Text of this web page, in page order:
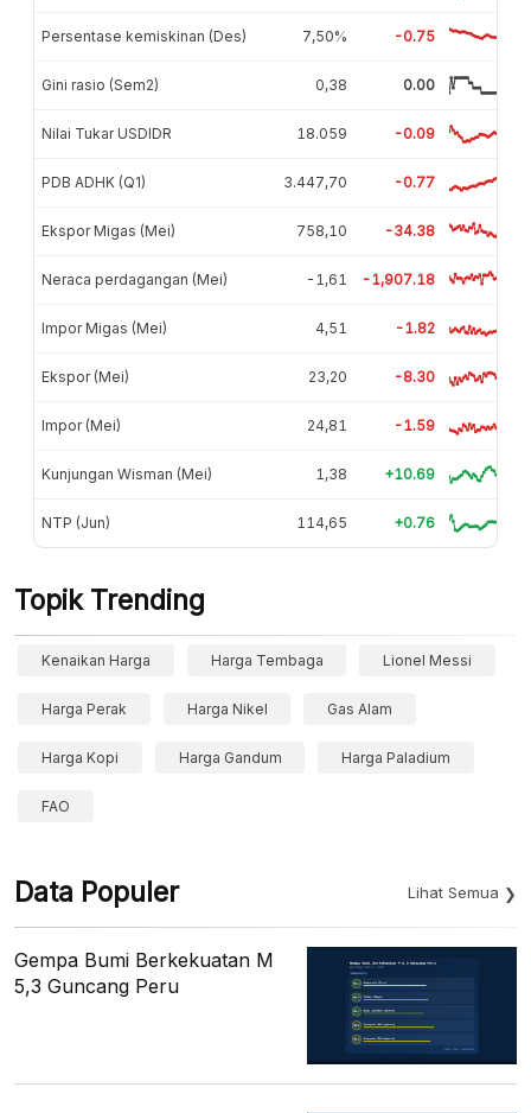
Persentase kemiskinan (Des) 7,50% -0.75
Gini rasio (Sem2) 0,38 0.00
Nilai Tukar USDIDR 18.059 -0.09
PDB ADHK (Q1) 3.447,70 -0.77
Ekspor Migas (Mei) 758,10 -34.38
Neraca perdagangan (Mei) -1,61 -1,907.18
Impor Migas (Mei) 4,51 -1.82
Ekspor (Mei) 23,20 -8.30
Impor (Mei) 24,81 -1.59
Kunjungan Wisman (Mei) 1,38 +10.69
NTP (Jun) 114,65 +0.76
Topik Trending
Kenaikan Harga Harga Tembaga Lionel Messi
Harga Perak Harga Nikel Gas Alam
Harga Kopi Harga Gandum Harga Paladium
FAO
Data Populer Lihat Semua
Gempa Bumi Berkekuatan M
5,3 Guncang Peru